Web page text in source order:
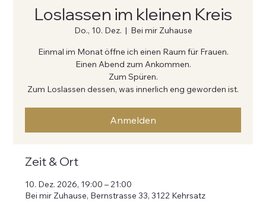
Loslassen im kleinen Kreis
Do., 10. Dez.
  |
Bei mir Zuhause
Einmal im Monat öffne ich einen Raum für Frauen.
Einen Abend zum Ankommen.
Zum Spüren.
Zum Loslassen dessen, was innerlich eng geworden ist.
Anmelden
Zeit & Ort
10. Dez. 2026, 19:00 – 21:00
Bei mir Zuhause, Bernstrasse 33, 3122 Kehrsatz